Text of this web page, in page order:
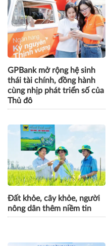
GPBank mở rộng hệ sinh
thái tài chính, đồng hành
cùng nhịp phát triển số của
Thủ đô
Đất khỏe, cây khỏe, người
nông dân thêm niềm tin